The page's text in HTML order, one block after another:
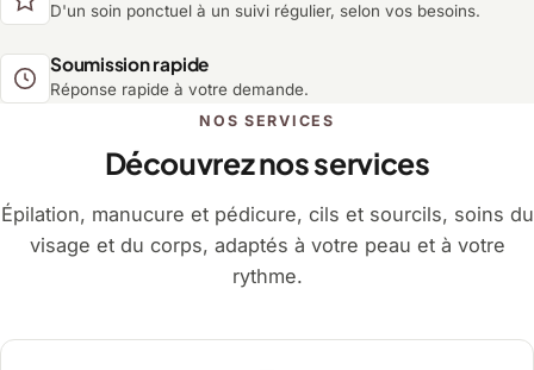
D'un soin ponctuel à un suivi régulier, selon vos besoins.
Soumission rapide
Réponse rapide à votre demande.
NOS SERVICES
Découvrez nos services
Épilation, manucure et pédicure, cils et sourcils, soins du
visage et du corps, adaptés à votre peau et à votre
rythme.